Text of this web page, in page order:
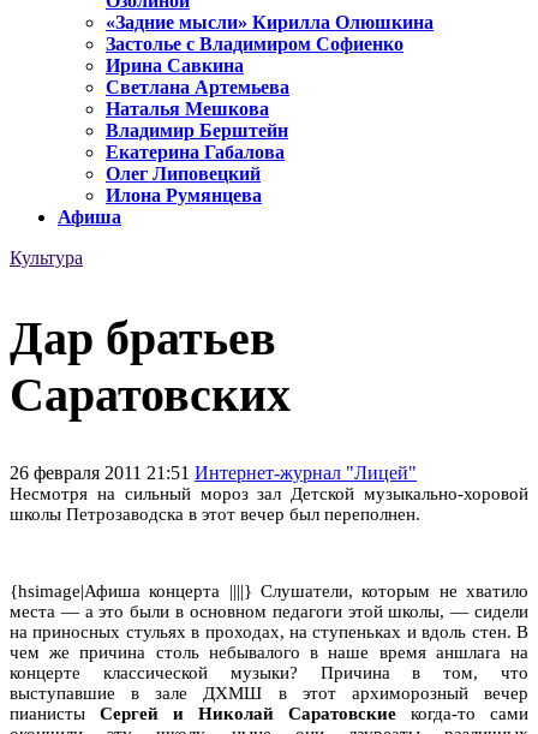
«Задние мысли» Кирилла Олюшкина
Застолье с Владимиром Софиенко
Ирина Савкина
Светлана Артемьева
Наталья Мешкова
Владимир Берштейн
Екатерина Габалова
Олег Липовецкий
Илона Румянцева
Афиша
Культура
Дар братьев
Саратовских
26 февраля 2011 21:51 Интернет-журнал "Лицей"
Несмотря на сильный мороз зал Детской музыкально-хоровой
школы Петрозаводска в этот вечер был переполнен.
{hsimage|Афиша концерта ||||} Слушатели, которым не хватило
места — а это были в основном педагоги этой школы, — сидели
на приносных стульях в проходах, на ступеньках и вдоль стен. В
чем же причина столь небывалого в наше время аншлага на
концерте классической музыки? Причина в том, что
выступавшие в зале ДХМШ в этот архиморозный вечер
пианисты Сергей и Николай Саратовские когда-то сами